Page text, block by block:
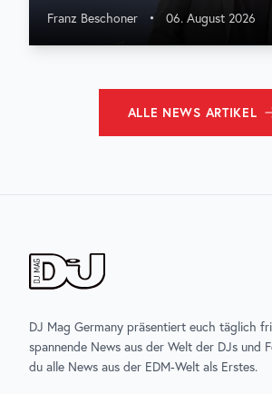
Franz Beschoner • 06. August 2026
ALLE NEWS ARTIKEL
DJ Mag Germany präsentiert euch täglich
spannende News aus der Welt der DJs und
du alle News aus der EDM-Welt als Erstes.